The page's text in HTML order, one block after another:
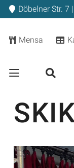
Döbelner Str. 7
Mensa